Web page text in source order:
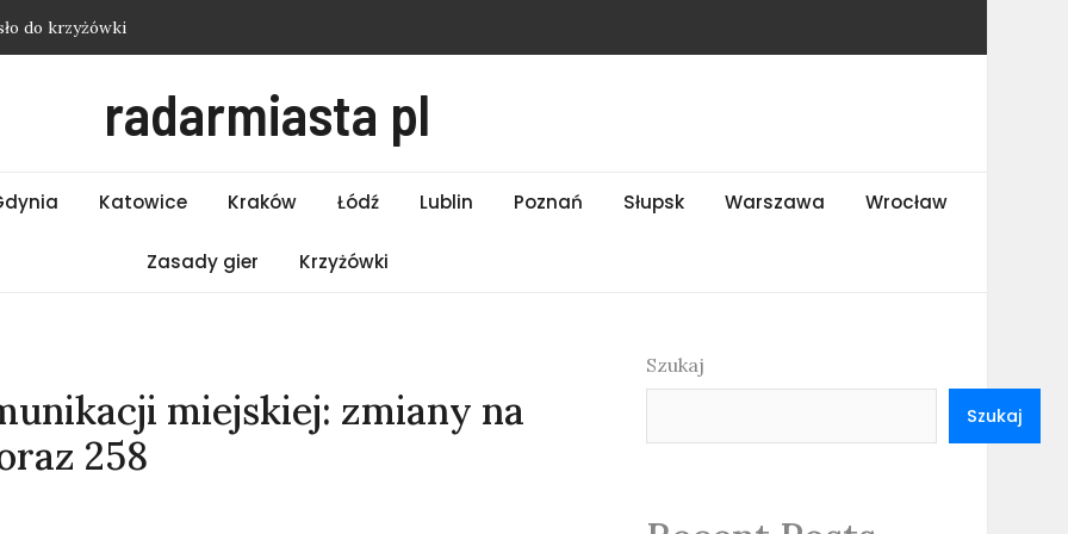
do krzyżówki
do krzyżówkiradarmiasta pl
Katowice Kraków Łódź Lublin Poznań Słupsk Warszawa Wrocław
Zasady gier Krzyżówki
miejskiej: zmiany na
258
Szukaj
Szukaj